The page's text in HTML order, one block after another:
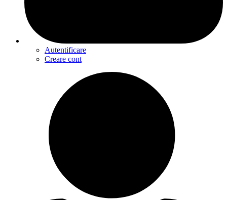
Autentificare
Creare cont